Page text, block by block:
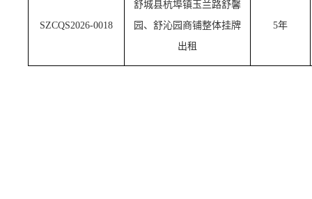
SZCQS2026-0018
舒城县杭埠镇玉兰路舒馨
园、舒沁园商铺整体挂牌
出租
5年